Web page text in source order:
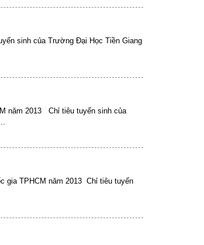
sinh của Trường Đại Học Tiền Giang
năm 2013 Chỉ tiêu tuyến sinh của
gia TPHCM năm 2013 Chỉ tiêu tuyến